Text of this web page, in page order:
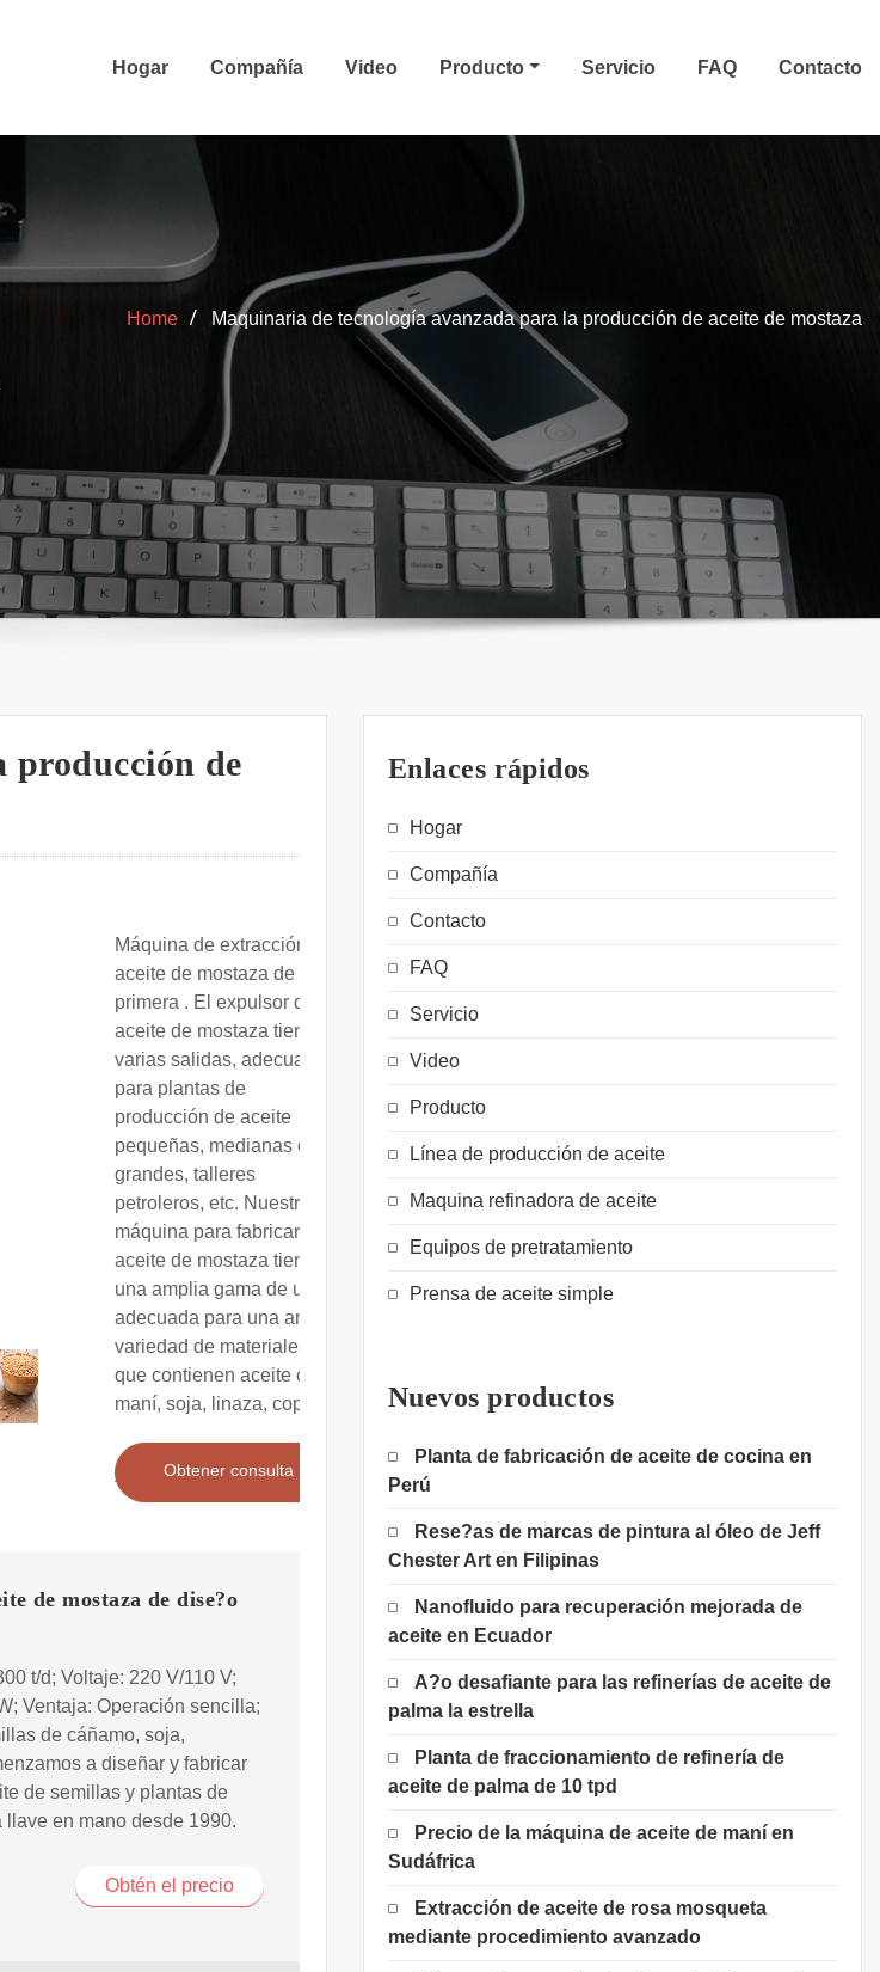
Hogar Compañía Video Producto Servicio FAQ Contacto
Home Maquinaria de tecnología avanzada para la producción de aceite de mostaza
producción de
Máquina de extracción de
aceite de mostaza de
primera . El expulsor de
aceite de mostaza tiene
varias salidas, adecuadas
para plantas de
producción de aceite
pequeñas, medianas o
grandes, talleres
petroleros, etc. Nuestra
máquina para fabricar
aceite de mostaza tiene
una amplia gama de usos,
adecuada para una amplia
variedad de materiales
que contienen aceite como
maní, soja, linaza, copra
Obtener consulta
de mostaza de dise?o
t/d; Voltaje: 220 V/110 V;
Ventaja: Operación sencilla;
de cáñamo, soja,
a diseñar y fabricar
de semillas y plantas de
en mano desde 1990.
Obtén el precio
Enlaces rápidos
Hogar
Compañía
Contacto
FAQ
Servicio
Video
Producto
Línea de producción de aceite
Maquina refinadora de aceite
Equipos de pretratamiento
Prensa de aceite simple
Nuevos productos
Planta de fabricación de aceite de cocina en
Perú
Rese?as de marcas de pintura al óleo de Jeff
Chester Art en Filipinas
Nanofluido para recuperación mejorada de
aceite en Ecuador
A?o desafiante para las refinerías de aceite de
palma la estrella
Planta de fraccionamiento de refinería de
aceite de palma de 10 tpd
Precio de la máquina de aceite de maní en
Sudáfrica
Extracción de aceite de rosa mosqueta
mediante procedimiento avanzado